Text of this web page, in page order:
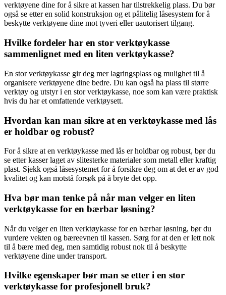
verktøyene dine for å sikre at kassen har tilstrekkelig plass. Du bør
også se etter en solid konstruksjon og et pålitelig låsesystem for å
beskytte verktøyene dine mot tyveri eller uautorisert tilgang.
Hvilke fordeler har en stor verktøykasse
sammenlignet med en liten verktøykasse?
En stor verktøykasse gir deg mer lagringsplass og mulighet til å
organisere verktøyene dine bedre. Du kan også ha plass til større
verktøy og utstyr i en stor verktøykasse, noe som kan være praktisk
hvis du har et omfattende verktøysett.
Hvordan kan man sikre at en verktøykasse med lås
er holdbar og robust?
For å sikre at en verktøykasse med lås er holdbar og robust, bør du
se etter kasser laget av slitesterke materialer som metall eller kraftig
plast. Sjekk også låsesystemet for å forsikre deg om at det er av god
kvalitet og kan motstå forsøk på å bryte det opp.
Hva bør man tenke på når man velger en liten
verktøykasse for en bærbar løsning?
Når du velger en liten verktøykasse for en bærbar løsning, bør du
vurdere vekten og bæreevnen til kassen. Sørg for at den er lett nok
til å bære med deg, men samtidig robust nok til å beskytte
verktøyene dine under transport.
Hvilke egenskaper bør man se etter i en stor
verktøykasse for profesjonell bruk?